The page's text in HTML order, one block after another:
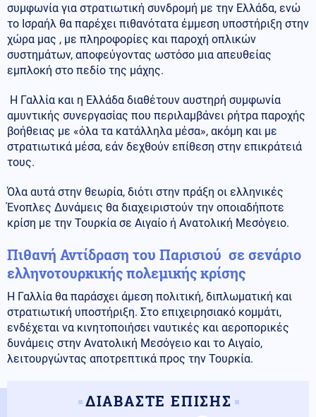
συμφωνία για στρατιωτική συνδρομή με την Ελλάδα, ενώ
το Ισραήλ θα παρέχει πιθανότατα έμμεση υποστήριξη στην
χώρα μας , με πληροφορίες και παροχή οπλικών
συστημάτων, αποφεύγοντας ωστόσο μια απευθείας
εμπλοκή στο πεδίο της μάχης.
Η Γαλλία και η Ελλάδα διαθέτουν αυστηρή συμφωνία
αμυντικής συνεργασίας που περιλαμβάνει ρήτρα παροχής
βοήθειας με «όλα τα κατάλληλα μέσα», ακόμη και με
στρατιωτικά μέσα, εάν δεχθούν επίθεση στην επικράτειά
τους.
Όλα αυτά στην θεωρία, διότι στην πράξη οι ελληνικές
Ένοπλες Δυνάμεις θα διαχειριστούν την οποιαδήποτε
κρίση με την Τουρκία σε Αιγαίο ή Ανατολική Μεσόγειο.
Πιθανή Αντίδραση του Παρισιού σε σενάριο
ελληνοτουρκικής πολεμικής κρίσης
Η Γαλλία θα παράσχει άμεση πολιτική, διπλωματική και
στρατιωτική υποστήριξη. Στο επιχειρησιακό κομμάτι,
ενδέχεται να κινητοποιήσει ναυτικές και αεροπορικές
δυνάμεις στην Ανατολική Μεσόγειο και το Αιγαίο,
λειτουργώντας αποτρεπτικά προς την Τουρκία.
ΔΙΑΒΑΣΤΕ ΕΠΙΣΗΣ